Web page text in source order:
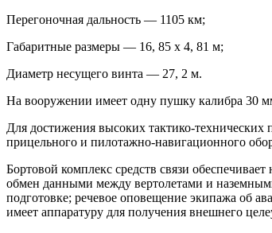
Перегоночная дальность — 1105 км;
Габаритные размеры — 16, 85 х 4, 81 м;
Диаметр несущего винта — 27, 2 м.
На вооружении имеет одну пушку калибра 30
Для достижения высоких тактико-
прицельного и пилотажно-навигационного
Бортовой комплекс средств связи
обмен данными между вертолетами и
подготовке; речевое оповещение экипажа об
имеет аппаратуру для получения внешнего